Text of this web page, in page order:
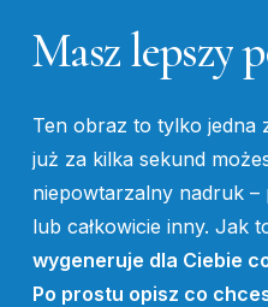
Maszlepszy
Ten obraz to tylko jedna
już za kilka sekund
niepowtarzalny nadruk
lub całkowicie inny. Jak
wygeneruje dla Ciebie
Po prostu opisz co